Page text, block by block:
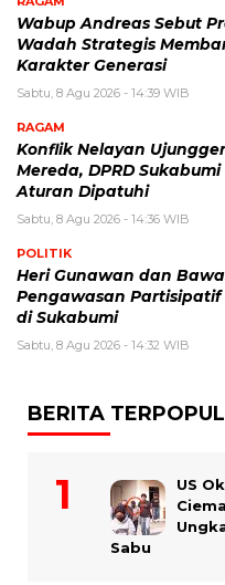
Wabup Andreas Sebut
Wadah Strategis
Karakter Generasi ‎
Sabtu, 8 Agu 2026 - 14:39 WIB
RAGAM
Konflik Nelayan
Mereda, DPRD Sukabumi
Aturan Dipatuhi
Sabtu, 8 Agu 2026 - 14:36 WIB
POLITIK
Heri Gunawan dan
Pengawasan Partisipatif
di Sukabumi
Sabtu, 8 Agu 2026 - 14:32 WIB
BERITA
US
Sabu